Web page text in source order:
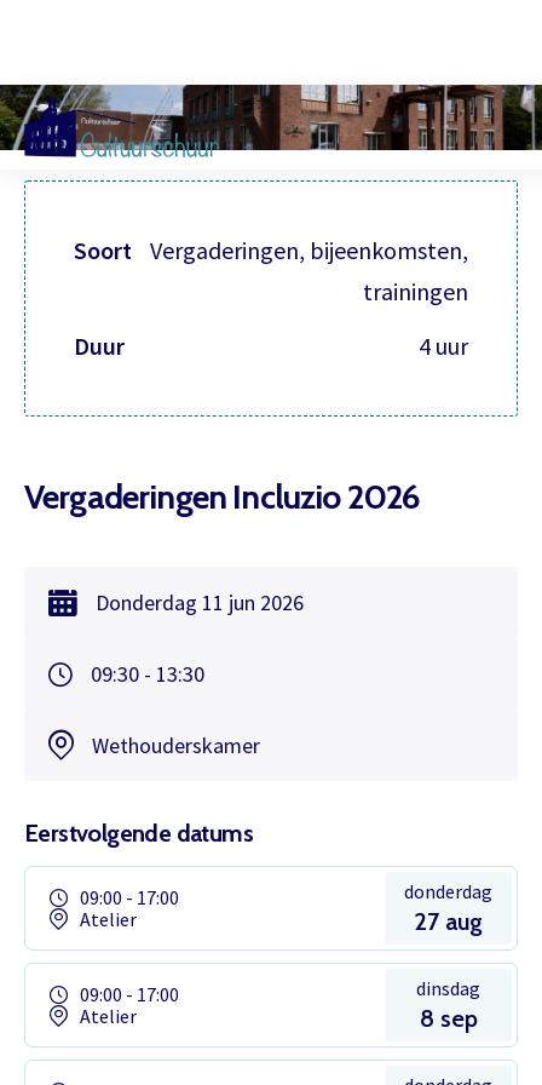
Vergaderingen Incluzio 2026
Donderdag 11 jun 2026
09:30 - 13:30
Wethouderskamer
Eerstvolgende datums
09:00 - 17:00
Atelier
donderdag
27 aug
09:00 - 17:00
Atelier
dinsdag
8 sep
Soort Vergaderingen, bijeenkomsten,
trainingen
Duur
4 uur